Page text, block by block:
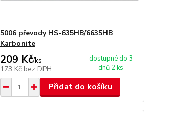
5006 převody HS-635HB/6635HB
Karbonite
209 Kč/ks
173 Kč bez DPH
dostupné do 3
dnů 2 ks
Přidat do košíku